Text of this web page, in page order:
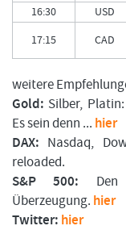
16:30
USD
17:15
CAD
weitere
Gold: Silber,
Es sein denn ... hier
DAX: Nasdaq,
reloaded.
S&P 500:
Überzeugung. hier
Twitter: hier